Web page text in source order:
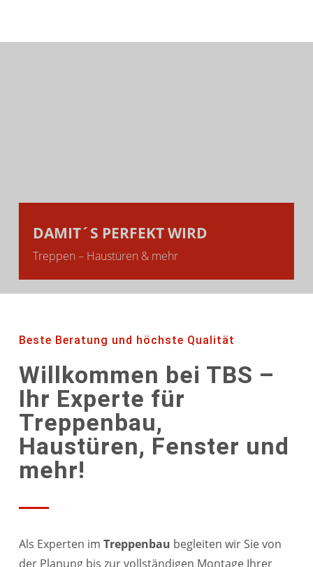
DAMIT´S PERFEKT WIRD
Treppen – Haustüren & mehr
Beste Beratung und höchste Qualität
Willkommen bei TBS –
Ihr Experte für
Treppenbau,
Haustüren, Fenster und
mehr!
Als Experten im Treppenbau begleiten wir Sie von
der Planung bis zur vollständigen Montage Ihrer